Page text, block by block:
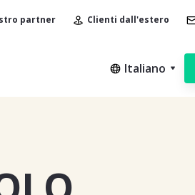
partner Clienti dall'estero
Italiano